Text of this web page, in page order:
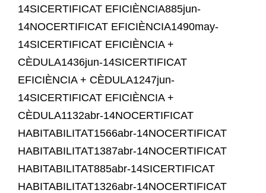
14SICERTIFICAT EFICIÈNCIA885jun-
14NOCERTIFICAT EFICIÈNCIA1490may-
14SICERTIFICAT EFICIÈNCIA +
CÈDULA1436jun-14SICERTIFICAT
EFICIÈNCIA + CÈDULA1247jun-
14SICERTIFICAT EFICIÈNCIA +
CÈDULA1132abr-14NOCERTIFICAT
HABITABILITAT1566abr-14NOCERTIFICAT
HABITABILITAT1387abr-14NOCERTIFICAT
HABITABILITAT885abr-14SICERTIFICAT
HABITABILITAT1326abr-14NOCERTIFICAT